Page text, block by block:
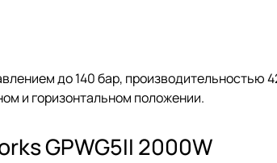
до 140 бар, производительностью
и горизонтальном положении.
GPWG5II 2000W